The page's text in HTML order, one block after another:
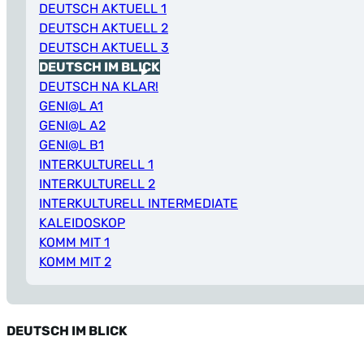
DEUTSCH AKTUELL 1
DEUTSCH AKTUELL 2
DEUTSCH AKTUELL 3
DEUTSCH IM BLICK
DEUTSCH NA KLAR!
GENI@L A1
GENI@L A2
GENI@L B1
INTERKULTURELL 1
INTERKULTURELL 2
INTERKULTURELL INTERMEDIATE
KALEIDOSKOP
KOMM MIT 1
KOMM MIT 2
DEUTSCH IM BLICK